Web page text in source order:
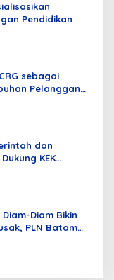
Pendidikan
sebagai
Pelanggan
dan
KEK
Energi Baru
Diam Bikin
PLN Batam